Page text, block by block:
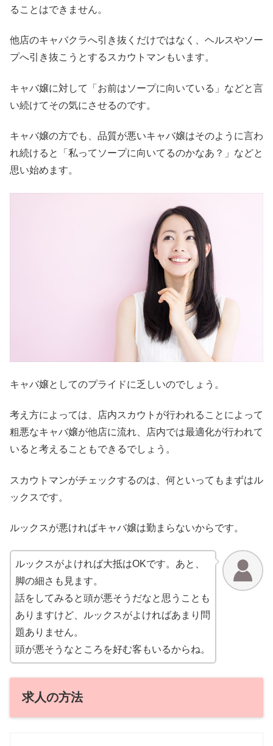
ることはできません。
他店のキャバクラへ引き抜くだけではなく、ヘルスやソー
プへ引き抜こうとするスカウトマンもいます。
キャバ嬢に対して「お前はソープに向いている」などと言
い続けてその気にさせるのです。
キャバ嬢の方でも、品質が悪いキャバ嬢はそのように言わ
れ続けると「私ってソープに向いてるのかなあ？」などと
思い始めます。
キャバ嬢としてのプライドに乏しいのでしょう。
考え方によっては、店内スカウトが行われることによって
粗悪なキャバ嬢が他店に流れ、店内では最適化が行われて
いると考えることもできるでしょう。
スカウトマンがチェックするのは、何といってもまずはル
ックスです。
ルックスが悪ければキャバ嬢は勤まらないからです。
ルックスがよければ大抵はOKです。あと、
脚の細さも見ます。
話をしてみると頭が悪そうだなと思うことも
ありますけど、ルックスがよければあまり問
題ありません。
頭が悪そうなところを好む客もいるからね。
求人の方法